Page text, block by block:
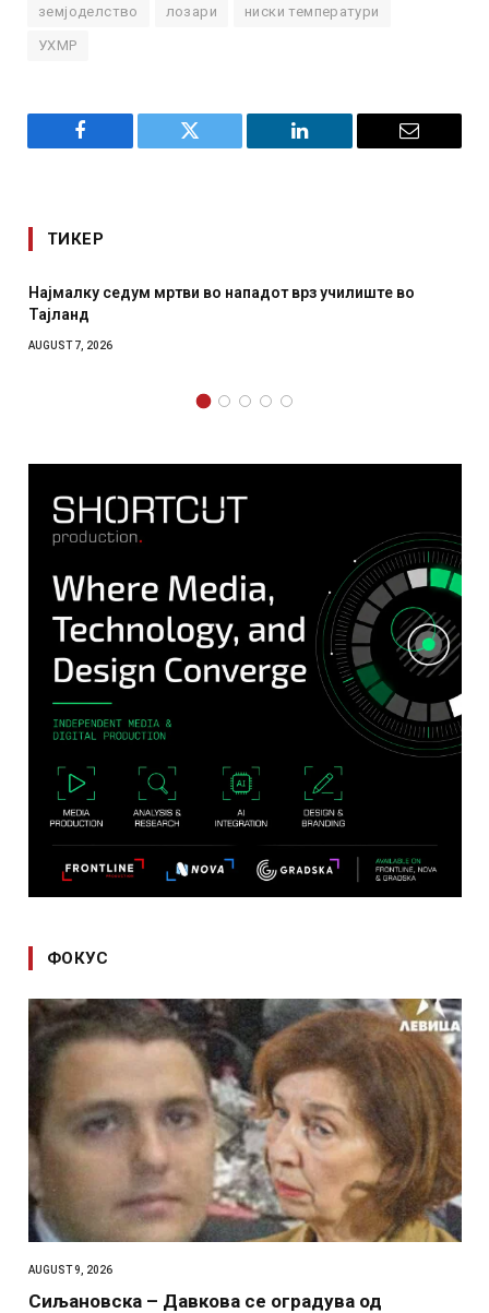
земјоделство лозари ниски температури
УХМР
Facebook Twitter LinkedIn Email
ТИКЕР
во
СОЗИС: Украинците повеќе им веруваат на
ФОКУС
AUGUST 9, 2026
Сиљановска – Давкова се оградува од